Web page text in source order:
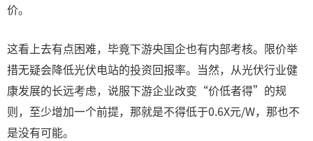
价。
这看上去有点困难，毕竟下游央国企也有内部考核。限价举
措无疑会降低光伏电站的投资回报率。当然，从光伏行业健
康发展的长远考虑，说服下游企业改变“价低者得”的规
则，至少增加一个前提，那就是不得低于0.6X元/W，那也不
是没有可能。